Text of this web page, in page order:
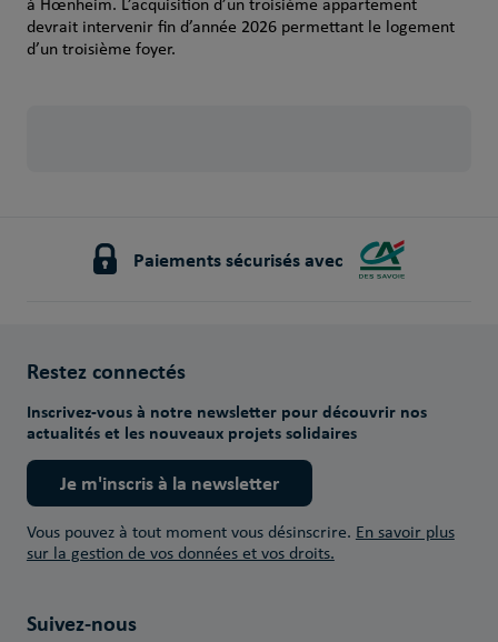
à Hœnheim. L’acquisition d’un troisième appartement
devrait intervenir fin d’année 2026 permettant le logement
d’un troisième foyer.
Paiements sécurisés avec
Restez connectés
Inscrivez-vous à notre newsletter pour découvrir nos
actualités et les nouveaux projets solidaires
Je m'inscris à la newsletter
Vous pouvez à tout moment vous désinscrire. En savoir plus
sur la gestion de vos données et vos droits.
Suivez-nous